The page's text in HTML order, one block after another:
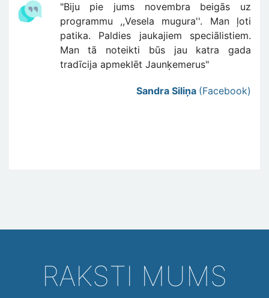
"Biju pie jums novembra beigās uz
programmu ,,Vesela mugura''. Man ļoti
patika. Paldies jaukajiem speciālistiem.
Man tā noteikti būs jau katra gada
tradīcija apmeklēt Jaunķemerus"
Sandra Siliņa (Facebook)
RAKSTI MUMS